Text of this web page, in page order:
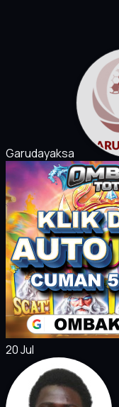
Garudayaksa
20 Jul